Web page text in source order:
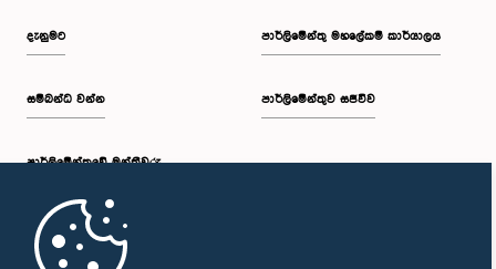
දැනුමට
සම්බන්ධ වන්න
පාර්ලි‌මේන්තුවේ මන්ත්‍රීවරු
මුල් පිටුව
පාර්ලිමේන්තු මහලේකම් කාර්යාලය
පාර්ලිමේන්තුව සජීවීව